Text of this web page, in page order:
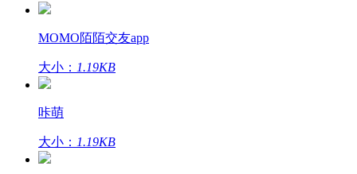
MOMO陌陌交友app
大小： 1.19KB
咔萌
大小： 1.19KB